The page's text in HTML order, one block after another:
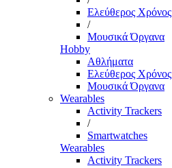
Ελεύθερος Χρόνος
/
Μουσικά Όργανα
Hobby
Αθλήματα
Ελεύθερος Χρόνος
Μουσικά Όργανα
Wearables
Activity Trackers
/
Smartwatches
Wearables
Activity Trackers